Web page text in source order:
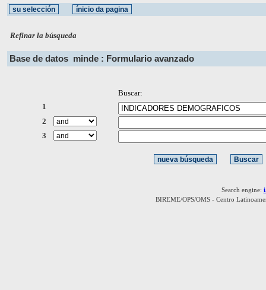
Refinar la búsqueda
Base de datos minde : Formulario avanzado
Buscar:
1
2
3
Search engine:
BIREME/OPS/OMS - Centro